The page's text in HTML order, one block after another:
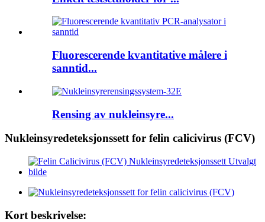
Fluorescerende kvantitative målere i
sanntid...
Rensing av nukleinsyre...
Nukleinsyredeteksjonssett for felin calicivirus (FCV)
Kort beskrivelse: